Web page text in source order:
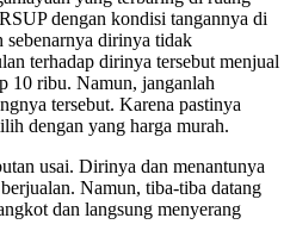
dengan kondisi tangannya di
sebenarnya dirinya tidak
terhadap dirinya tersebut menjual
10 ribu. Namun, janganlah
tersebut. Karena pastinya
dengan yang harga murah.
usai. Dirinya dan menantunya
Namun, tiba-tiba datang
dan langsung menyerang